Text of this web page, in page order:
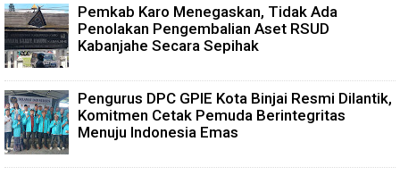
Pemkab Karo Menegaskan, Tidak Ada
Penolakan Pengembalian Aset RSUD
Kabanjahe Secara Sepihak
Pengurus DPC GPIE Kota Binjai Resmi Dilantik,
Komitmen Cetak Pemuda Berintegritas
Menuju Indonesia Emas